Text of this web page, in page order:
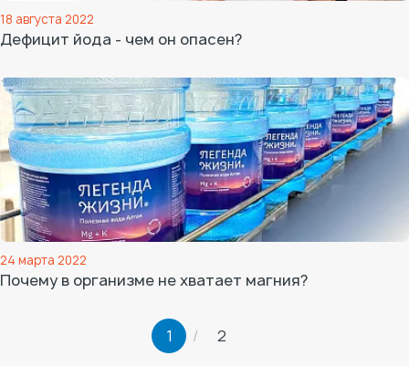
18 августа 2022
Дефицит йода - чем он опасен?
24 марта 2022
Почему в организме не хватает магния?
1 2